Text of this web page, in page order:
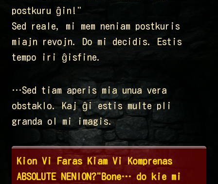
postkuru ĝin!"
Sed reale, mi mem neniam postkuris
miajn revojn. Do mi decidis. Estis
tempo iri ĝisfine.
…Sed tiam aperis mia unua vera
obstaklo. Kaj ĝi estis multe pli
granda ol mi imagis.
Kion Vi Faras Kiam Vi Komprenas
ABSOLUTE NENION?"Bone… do kie mi